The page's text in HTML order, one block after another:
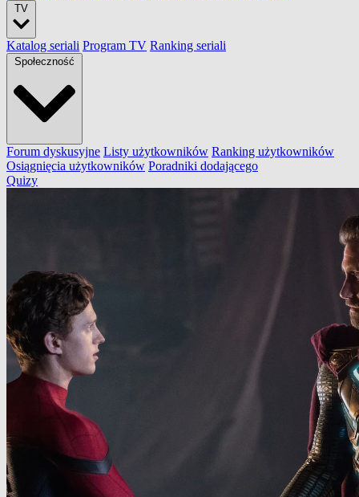
TV
Katalog seriali Program TV Ranking seriali
Społeczność
Forum dyskusyjne Listy użytkowników Ranking użytkowników
Osiągnięcia użytkowników Poradniki dodającego
Quizy